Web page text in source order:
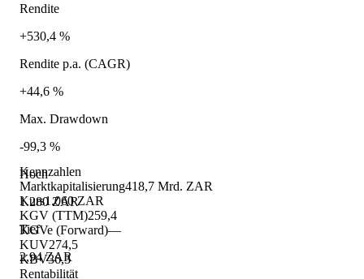
Kennzahlen
Marktkapitalisierung418,7 Mrd. ZAR
Kurs1.060 ZAR
KGV (TTM)259,4
KGVe (Forward)—
KUV274,5
KBV36,3
Rentabilität
Rendite
+530,4 %
Rendite p.a. (CAGR)
+44,6 %
Max. Drawdown
-99,3 %
Hoch
1.280 ZAR
Tief
2,94 ZAR